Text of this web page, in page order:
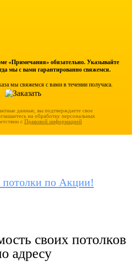
«Примечания» обязательно. Указывайте
мы с вами гарантированно свяжемся.
мы свяжемся с вами в течении получаса.
данные, вы подтверждаете свое
на обработку персональных
с Правовой информацией
по Акции!
своих потолков
адресу